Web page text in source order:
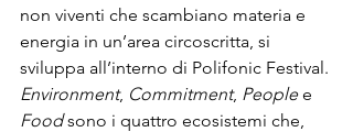
non viventi che scambiano materia e
energia in un’area circoscritta, si
sviluppa all’interno di Polifonic Festival.
Environment, Commitment, People e
Food sono i quattro ecosistemi che,